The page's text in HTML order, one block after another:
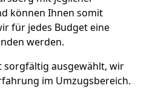
können Ihnen somit
für jedes Budget eine
werden.
sorgfältig ausgewählt, wir
im Umzugsbereich.